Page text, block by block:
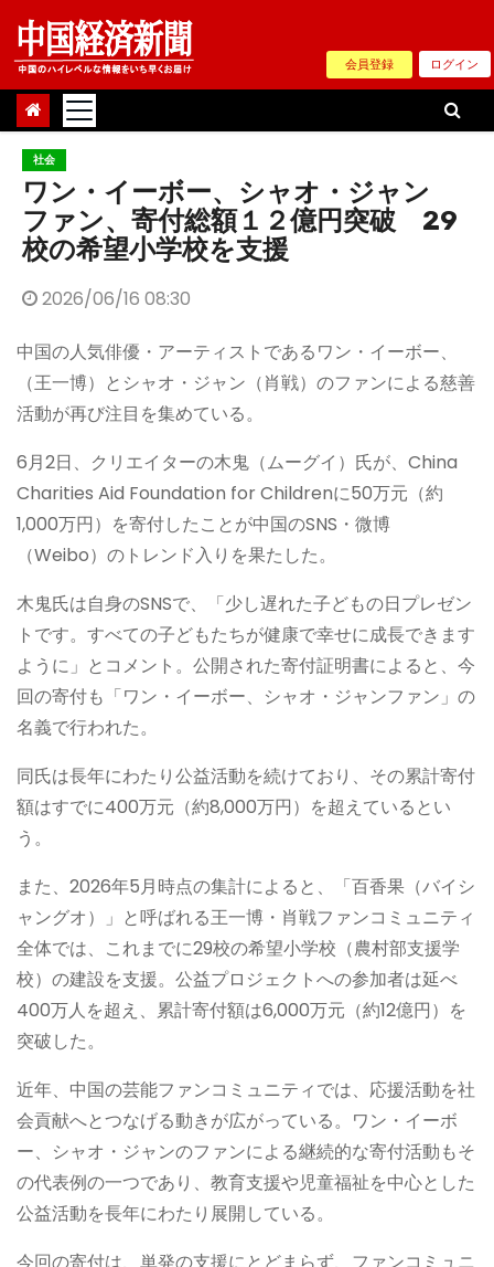
Skip
content
会員登録 ログイン
社会
ワン・イーボー、シャオ・ジャン
ファン、寄付総額１２億円突破 29
校の希望小学校を支援
2026/06/16 08:30
中国の人気俳優・アーティストであるワン・イーボー、
（王一博）とシャオ・ジャン（肖戦）のファンによる慈善
活動が再び注目を集めている。
6月2日、クリエイターの木鬼（ムーグイ）氏が、China
Charities Aid Foundation for Childrenに50万元（約
1,000万円）を寄付したことが中国のSNS・微博
（Weibo）のトレンド入りを果たした。
木鬼氏は自身のSNSで、「少し遅れた子どもの日プレゼン
トです。すべての子どもたちが健康で幸せに成長できます
ように」とコメント。公開された寄付証明書によると、今
回の寄付も「ワン・イーボー、シャオ・ジャンファン」の
名義で行われた。
同氏は長年にわたり公益活動を続けており、その累計寄付
額はすでに400万元（約8,000万円）を超えているとい
う。
また、2026年5月時点の集計によると、「百香果（バイシ
ャングオ）」と呼ばれる王一博・肖戦ファンコミュニティ
全体では、これまでに29校の希望小学校（農村部支援学
校）の建設を支援。公益プロジェクトへの参加者は延べ
400万人を超え、累計寄付額は6,000万元（約12億円）を
突破した。
近年、中国の芸能ファンコミュニティでは、応援活動を社
会貢献へとつなげる動きが広がっている。ワン・イーボ
ー、シャオ・ジャンのファンによる継続的な寄付活動もそ
の代表例の一つであり、教育支援や児童福祉を中心とした
公益活動を長年にわたり展開している。
今回の寄付は、単発の支援にとどまらず、ファンコミュニ